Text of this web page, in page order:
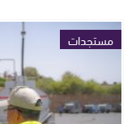
مستجدات